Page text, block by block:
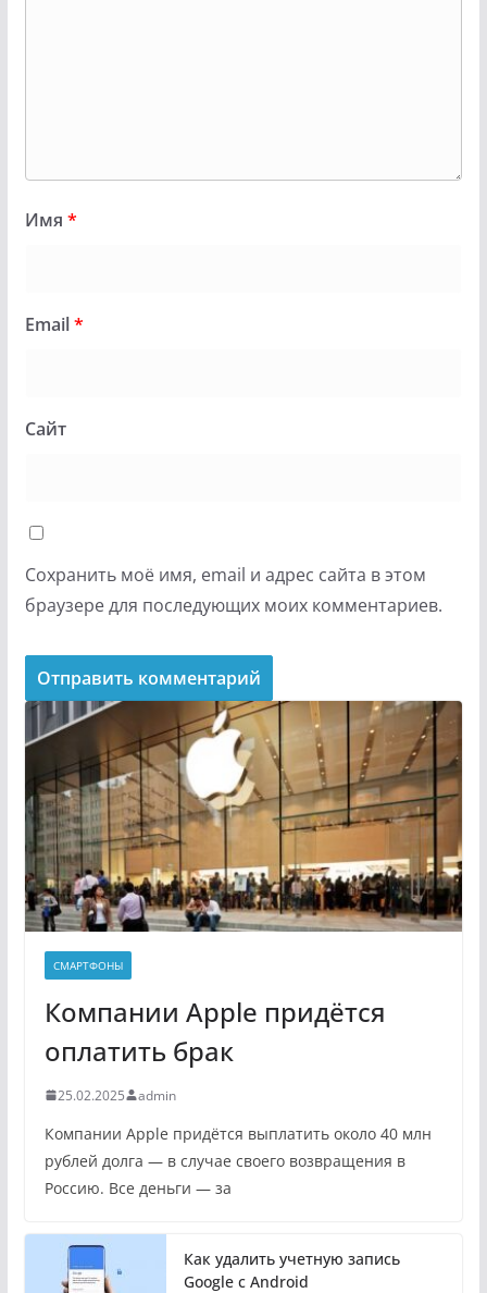
Имя *
Email*
Сайт
Сохранить моё имя, email и адрес сайта в этом
браузере для последующих моих комментариев.
СМАРТФОНЫ
Компании Apple придётся
оплатить брак
25.02.2025 admin
Компании Apple придётся выплатить около 40 млн
рублей долга — в случае своего возвращения в
Россию. Все деньги — за
Как удалить учетную запись
Google с Android